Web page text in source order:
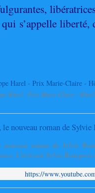
s’appelle liberté,
Harel - Prix Marie-Claire - Hôtel
le nouveau roman de
nouveau roman de Sylvie
L'écrivain Sylvie
https://